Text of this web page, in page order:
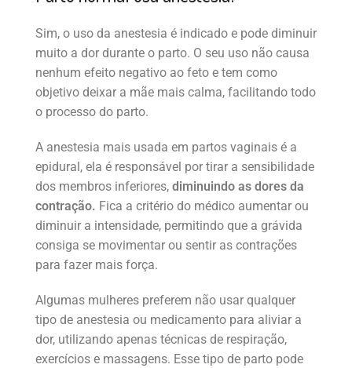
Sim, o uso da anestesia é indicado e pode diminuir
muito a dor durante o parto. O seu uso não causa
nenhum efeito negativo ao feto e tem como
objetivo deixar a mãe mais calma, facilitando todo
o processo do parto.
A anestesia mais usada em partos vaginais é a
epidural, ela é responsável por tirar a sensibilidade
dos membros inferiores, diminuindo as dores da
contração. Fica a critério do médico aumentar ou
diminuir a intensidade, permitindo que a grávida
consiga se movimentar ou sentir as contrações
para fazer mais força.
Algumas mulheres preferem não usar qualquer
tipo de anestesia ou medicamento para aliviar a
dor, utilizando apenas técnicas de respiração,
exercícios e massagens. Esse tipo de parto pode